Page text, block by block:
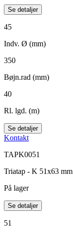
Se detaljer
45
Indv. Ø (mm)
350
Bøjn.rad (mm)
40
Rl. lgd. (m)
Se detaljer
Kontakt
TAPK0051
Triatap - K 51x63 mm
På lager
Se detaljer
51